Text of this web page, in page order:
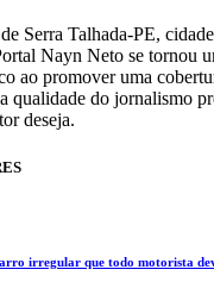
Serra Talhada-PE,
Nayn Neto se tornou
ao promover uma
qualidade do jornalismo
deseja.
irregular que todo motorista